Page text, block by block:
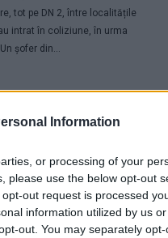
Information
or processing of your
please use the below opt-out
out request is processed
information utilized by us
out. You may separately
tot pe DN 2, între localitățile
intrat în coliziune, în urma
șofer din...
Lucrătorii SVSU Cornu
din Fălticeni
ravagii. Un incendiu de
amiază în locatliatea Bunești,
dat foc vegetației uscate.
livadă au ars, unii pomi fructiferi